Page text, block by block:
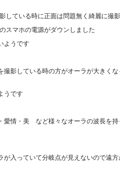
している時に正面は問題無く綺麗に撮
スマホの電源がダウンしました
ようです
撮影している時の方がオーラが大きく
うです
愛情・美 など様々なオーラの波長を
が入っていて分岐点が見えないので遠